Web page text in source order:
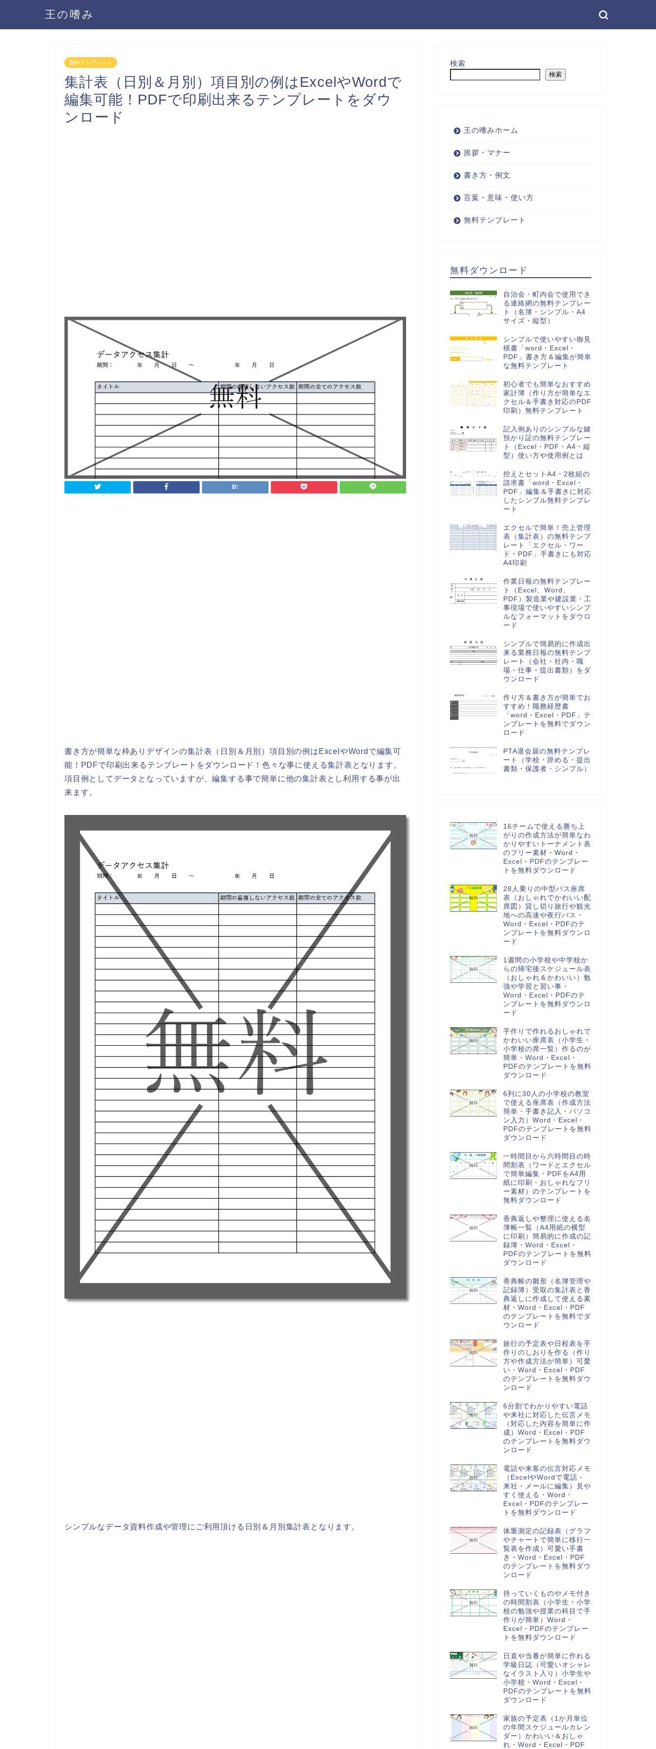
王の嗜み
無料テンプレート
集計表（日別＆月別）項目別の例はExcelやWordで
編集可能！PDFで印刷出来るテンプレートをダウ
ンロード
書き方が簡単な枠ありデザインの集計表（日別＆月別）項目別の例はExcelやWordで編集可
能！PDFで印刷出来るテンプレートをダウンロード！色々な事に使える集計表となります。
項目例としてデータとなっていますが、編集する事で簡単に他の集計表とし利用する事が出
来ます。
シンプルなデータ資料作成や管理にご利用頂ける日別＆月別集計表となります。
検索
検索
王の嗜みホーム
挨拶・マナー
書き方・例文
言葉・意味・使い方
無料テンプレート
無料ダウンロード
自治会・町内会で使用でき
る連絡網の無料テンプレー
ト（名簿・シンプル・A4
サイズ・縦型）
シンプルで使いやすい御見
積書「word・Excel・
PDF」書き方＆編集が簡単
な無料テンプレート
初心者でも簡単なおすすめ
家計簿（作り方が簡単なエ
クセル＆手書き対応のPDF
印刷）無料テンプレート
記入例ありのシンプルな鍵
預かり証の無料テンプレー
ト（Excel・PDF・A4・縦
型）使い方や使用例とは
控えとセットA4・2枚組の
請求書「word・Excel・
PDF」編集＆手書きに対応
したシンプル無料テンプレ
ート
エクセルで簡単！売上管理
表（集計表）の無料テンプ
レート「エクセル・ワー
ド・PDF」手書きにも対応
A4印刷
作業日報の無料テンプレー
ト（Excel、Word、
PDF）製造業や建設業・工
事現場で使いやすいシンプ
ルなフォーマットをダウロ
ード
シンプルで簡易的に作成出
来る業務日報の無料テンプ
レート（会社・社内・職
場・仕事・提出書類）をダ
ウンロード
作り方＆書き方が簡単でお
すすめ！職務経歴書
「word・Excel・PDF」テ
ンプレートを無料でダウン
ロード
PTA退会届の無料テンプレ
ート（学校・辞める・提出
書類・保護者・シンプル）
16チームで使える勝ち上
がりの作成方法が簡単なわ
かりやすいトーナメント表
のフリー素材・Word・
Excel・PDFのテンプレー
トを無料ダウンロード
28人乗りの中型バス座席
表（おしゃれでかわいい配
席図）貸し切り旅行や観光
地への高速や夜行バス・
Word・Excel・PDFのテ
ンプレートを無料ダウンロ
ード
1週間の小学校や中学校か
らの帰宅後スケジュール表
（おしゃれ＆かわいい）勉
強や学習と習い事・
Word・Excel・PDFのテ
ンプレートを無料ダウンロ
ード
手作りで作れるおしゃれで
かわいい座席表（小学生・
小学校の席一覧）作るのが
簡単・Word・Excel・
PDFのテンプレートを無料
ダウンロード
6列に30人の小学校の教室
で使える座席表（作成方法
簡単・手書き記入・パソコ
ン入力）Word・Excel・
PDFのテンプレートを無料
ダウンロード
一時間目から六時間目の時
間割表（ワードとエクセル
で簡単編集・PDFをA4用
紙に印刷・おしゃれなフリ
ー素材）のテンプレートを
無料ダウンロード
香典返しや整理に使える名
簿帳一覧（A4用紙の横型
に印刷）簡易的に作成の記
録簿・Word・Excel・
PDFのテンプレートを無料
ダウンロード
香典帳の雛形（名簿管理や
記録簿）受取の集計表と香
典返しに作成して使える素
材・Word・Excel・PDF
のテンプレートを無料でダ
ウンロード
旅行の予定表や日程表を手
作りのしおりを作る（作り
方や作成方法が簡単）可愛
い・Word・Excel・PDF
のテンプレートを無料ダウ
ンロード
6分割でわかりやすい電話
や来社に対応した伝言メモ
（対応した内容を簡単に作
成）Word・Excel・PDF
のテンプレートを無料ダウ
ンロード
電話や来客の伝言対応メモ
（ExcelやWordで電話・
来社・メールに編集）見や
すく使える・Word・
Excel・PDFのテンプレー
トを無料ダウンロード
体重測定の記録表（グラフ
やチャートで簡単に移行一
覧表を作成）可愛い手書
き・Word・Excel・PDF
のテンプレートを無料ダウ
ンロード
持っていくものやメモ付き
の時間割表（小学生・小学
校の勉強や授業の科目で手
作りが簡単）Word・
Excel・PDFのテンプレー
トを無料ダウンロード
日直や当番が簡単に作れる
学級日誌（可愛いオシャレ
なイラスト入り）小学生や
小学校・Word・Excel・
PDFのテンプレートを無料
ダウンロード
家族の予定表（1か月単位
の年間スケジュールカレン
ダー）かわいい＆おしゃ
れ・Word・Excel・PDF